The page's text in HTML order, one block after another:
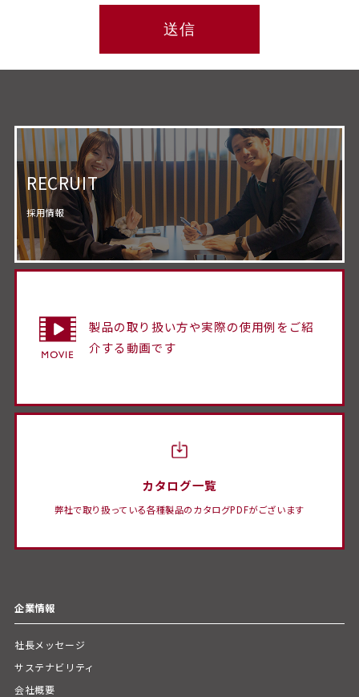
RECRUIT
採用情報
製品の取り扱い方や実際の使用例をご紹
介する動画です
カタログ一覧
弊社で取り扱っている各種製品のカタログPDFがございます
企業情報
社長メッセージ
サステナビリティ
会社概要